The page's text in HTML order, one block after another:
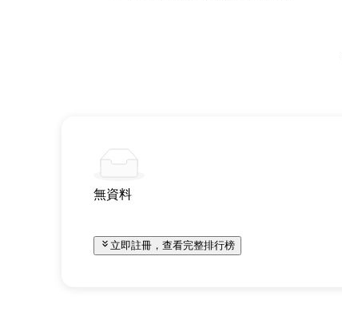
無資料
立即註冊，查看完整排行榜